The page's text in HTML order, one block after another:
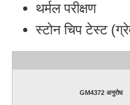
थर्मल परीक्षण
स्टोन चिप टेस्ट
GM4372 अनुरोध